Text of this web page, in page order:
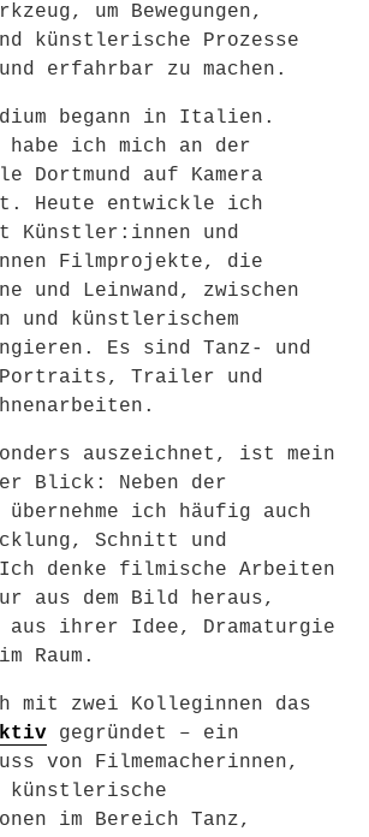
um Bewegungen,
künstlerische Prozesse
erfahrbar zu machen.
begann in Italien.
habe ich mich an der
Dortmund auf Kamera
Heute entwickle ich
Künstler:innen und
Filmprojekte, die
und Leinwand, zwischen
und künstlerischem
Es sind Tanz- und
Trailer und
auszeichnet, ist mein
Blick: Neben der
übernehme ich häufig auch
Schnitt und
denke filmische Arbeiten
aus dem Bild heraus,
aus ihrer Idee, Dramaturgie
Raum.
mit zwei Kolleginnen das
gegründet – ein
von Filmemacherinnen,
im Bereich Tanz,